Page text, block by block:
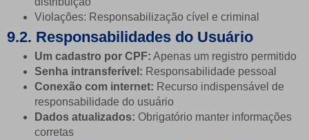
Violações: Responsabilização cível e criminal
9.2. Responsabilidades do Usuário
Um cadastro por CPF: Apenas um registro permitido
Senha intransferível: Responsabilidade pessoal
Conexão com internet: Recurso indispensável de
responsabilidade do usuário
Dados atualizados: Obrigatório manter informações
corretas